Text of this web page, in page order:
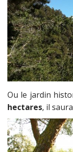
Ou le jardin
hectares, il